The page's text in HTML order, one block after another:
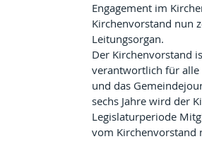
Engagement im
Kirchenvorstand nun
Leitungsorgan.
Der Kirchenvorstand
verantwortlich für alle
und das
sechs Jahre wird der
Legislaturperiode
vom Kirchenvorstand